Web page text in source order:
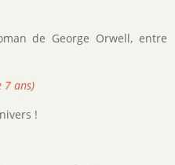
de George Orwell, entre
7 ans)
!